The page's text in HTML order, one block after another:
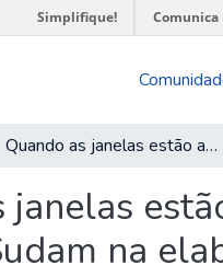
Simplifique! Comunica
Quando as janelas estão abertas : capacidade institucional da Sudene, Sudeco e Sudam na elaboração dos planos de desenvolvimento
janelas
na